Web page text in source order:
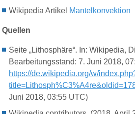
Wikipedia Artikel Mantelkonvektion
Quellen
Seite „Lithosphäre“. In: Wikipedia,
Bearbeitungsstand: 7. Juni 2018,
https://de.wikipedia.org/w/
Juni 2018, 03:55 UTC)